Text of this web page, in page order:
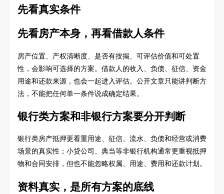
先看真实条件
先看房产本身，再看借款人条件
房产位置、产权清晰度、是否有按揭、可评估价值和可处置
性，会影响可选择的方案。借款人的收入、负债、征信、资金
用途和还款来源，也会一起进入评估。公开文章只能讲判断方
法，不能把任何单一条件说成确定结果。
银行类方案和非银行方案要分开判断
银行类房产抵押更看重用途、征信、流水、负债和经营或消费
场景的真实性；小贷公司、典当等非银行机构通常更重视抵押
物和合同安排，但也不能忽略权属、用途、费用和还款计划。
资料真实，是所有方案的底线